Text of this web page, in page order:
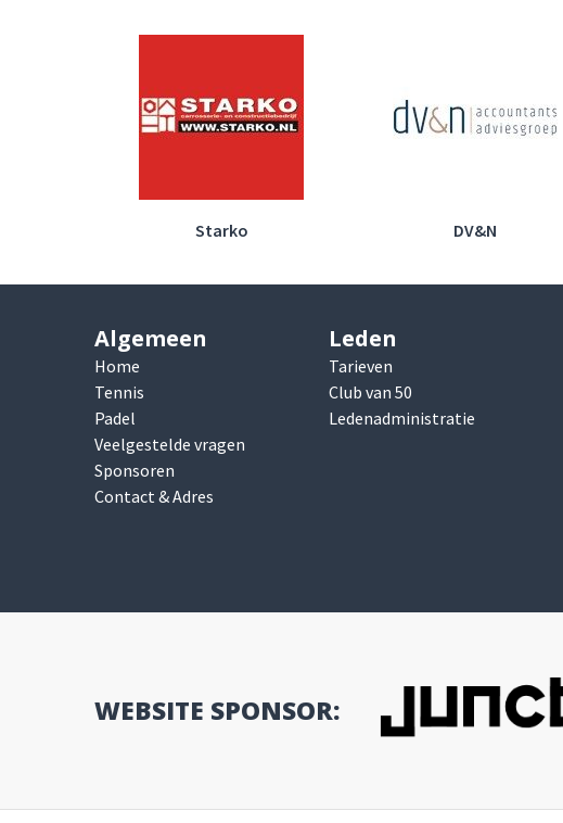
Algemeen
Home
Tennis
Padel
Veelgestelde vragen
Sponsoren
Contact & Adres
Leden
Tarieven
Club van 50
Ledenadministratie
WEBSITE SPONSOR: